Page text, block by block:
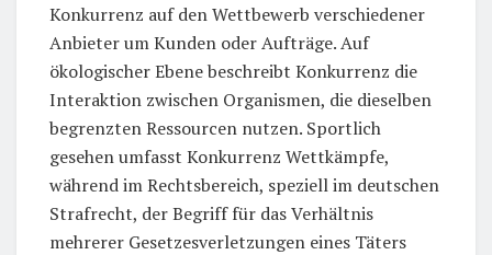
Konkurrenz auf den Wettbewerb verschiedener
Anbieter um Kunden oder Aufträge. Auf
ökologischer Ebene beschreibt Konkurrenz die
Interaktion zwischen Organismen, die dieselben
begrenzten Ressourcen nutzen. Sportlich
gesehen umfasst Konkurrenz Wettkämpfe,
während im Rechtsbereich, speziell im deutschen
Strafrecht, der Begriff für das Verhältnis
mehrerer Gesetzesverletzungen eines Täters